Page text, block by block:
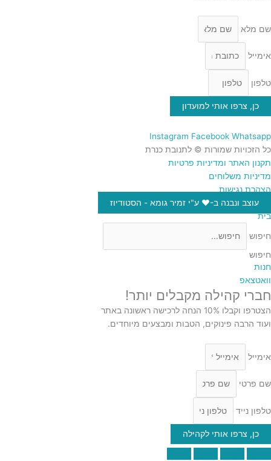
שם מלא
אימייל
טלפון
כן, צרפו אותי למועדון
Instagram Facebook Whatsapp
כל הזכויות שמורות © לתנובת כנרת
תקנון האתר ומדיניות פרטיות
מדיניות משלוחים
הצהרת נגישות
עוצב ונבנה ב-♥︎ ע"י זמיר גומא - הסטודיוז
בית
חיפוש
חיפוש
חנות
וואטצאפ
חברי קהילה מקבלים יותר!
הצטרפו וקבלו 10% הנחה לרכישה ראשונה באתר
ועוד הרבה פינוקים, הטבות ומבצעים מיוחדים.
אימייל
שם פרטי
טלפון נייד
כן, צרפו אותי לקהילה